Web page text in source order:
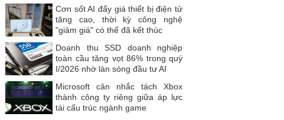
Cơn sốt AI đẩy giá thiết bị điện tử
tăng cao, thời kỳ công nghệ
"giảm giá" có thể đã kết thúc
Doanh thu SSD doanh nghiệp
toàn cầu tăng vọt 86% trong quý
I/2026 nhờ làn sóng đầu tư AI
Microsoft cân nhắc tách Xbox
thành công ty riêng giữa áp lực
tái cấu trúc ngành game